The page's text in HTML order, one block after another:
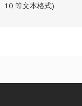
10 等文本格式)